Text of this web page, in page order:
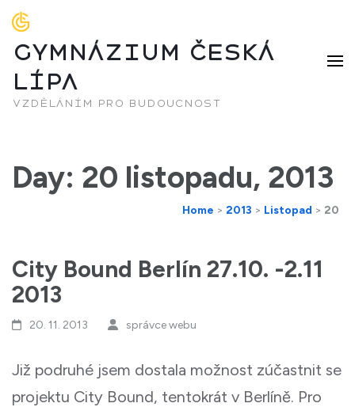
GYMNÁZIUM ČESKÁ
LÍPA
vzděláním pro budoucnost
Day: 20 listopadu, 2013
Home > 2013 > Listopad > 20
City Bound Berlín 27.10. -2.11
2013
20. 11. 2013 správce webu
Již podruhé jsem dostala možnost zúčastnit se
projektu City Bound, tentokrát v Berlíně. Pro